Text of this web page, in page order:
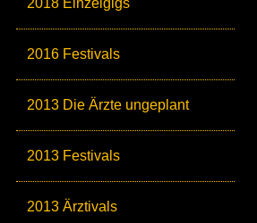
2018 Einzelgigs
2016 Festivals
2013 Die Ärzte ungeplant
2013 Festivals
2013 Ärztivals